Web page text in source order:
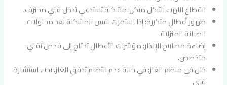
انقطاع اللهب بشكل متكرر: مشكلة تستدعي تدخل فني محترف.
ظهور أعطال متكررة: إذا استمرت نفس المشكلة بعد محاولات
الصيانة المنزلية.
إضاءة مصابيح الإنذار: مؤشرات الأعطال تحتاج إلى فحص تقني
متخصص.
خلل في منظم الغاز: في حالة عدم انتظام تدفق الغاز، يجب استشارة
فني.